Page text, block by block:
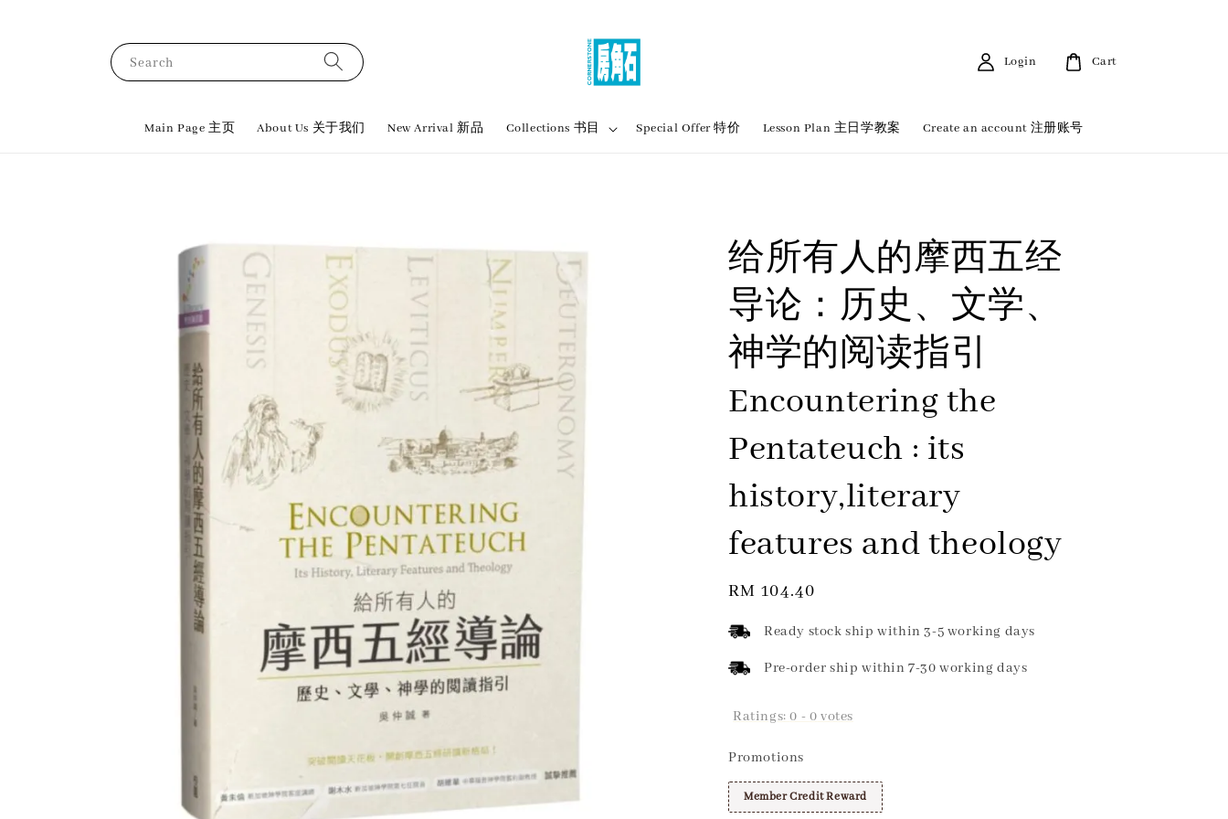
Search
Main Page 主页 About Us 关于我们 New Arrival 新品 Collections 书目 Special Offer 特价 Lesson Plan 主日学教案 Create an account 注册账号
Login Cart
给所有人的摩西五经
导论：历史、文学、
神学的阅读指引
Encountering the
Pentateuch : its
history,literary
features and theology
Regular
price
RM 104.40
Ready stock ship within 3-5 working days
Pre-order ship within 7-30 working days
Ratings:0 - 0 votes
Promotions
Member Credit Reward